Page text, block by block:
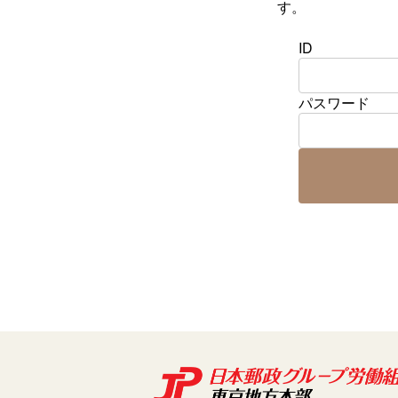
す。
ID
パスワード